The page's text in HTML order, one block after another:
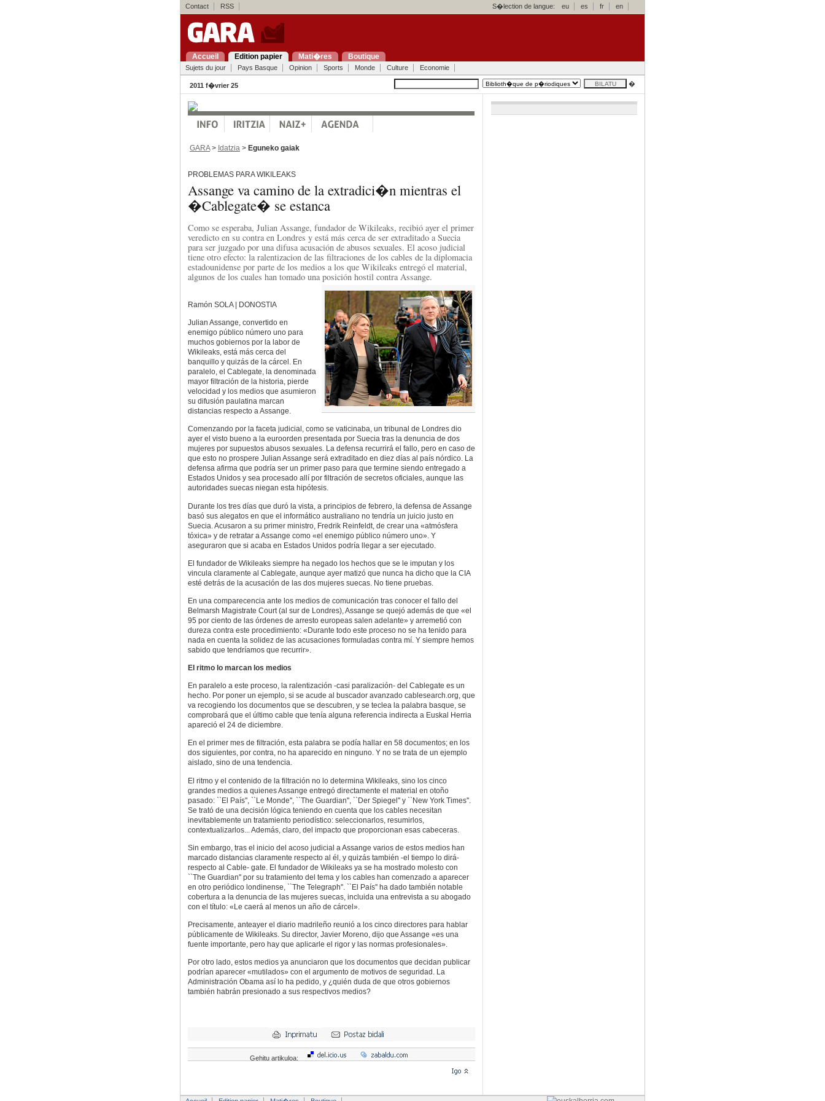
Contact RSS S�lection de langue: eu es fr en
Accueil Edition papier Mati�res Boutique
Sujets du jour Pays Basque Opinion Sports Monde Culture Economie
2011 f�vrier 25 �
GARA> Idatzia > Eguneko gaiak
PROBLEMAS PARA WIKILEAKS
Assange va camino de la extradici�n mientras el
�Cablegate� se estanca
Como se esperaba, Julian Assange, fundador de Wikileaks, recibió ayer el primer
veredicto en su contra en Londres y está más cerca de ser extraditado a Suecia
para ser juzgado por una difusa acusación de abusos sexuales. El acoso judicial
tiene otro efecto: la ralentizacion de las filtraciones de los cables de la diplomacia
estadounidense por parte de los medios a los que Wikileaks entregó el material,
algunos de los cuales han tomado una posición hostil contra Assange.
Ramón SOLA | DONOSTIA
Julian Assange, convertido en
enemigo público número uno para
muchos gobiernos por la labor de
Wikileaks, está más cerca del
banquillo y quizás de la cárcel. En
paralelo, el Cablegate, la denominada
mayor filtración de la historia, pierde
velocidad y los medios que asumieron
su difusión paulatina marcan
distancias respecto a Assange.
Comenzando por la faceta judicial, como se vaticinaba, un tribunal de Londres dio
ayer el visto bueno a la euroorden presentada por Suecia tras la denuncia de dos
mujeres por supuestos abusos sexuales. La defensa recurrirá el fallo, pero en caso de
que esto no prospere Julian Assange será extraditado en diez días al país nórdico. La
defensa afirma que podría ser un primer paso para que termine siendo entregado a
Estados Unidos y sea procesado allí por filtración de secretos oficiales, aunque las
autoridades suecas niegan esta hipótesis.
Durante los tres días que duró la vista, a principios de febrero, la defensa de Assange
basó sus alegatos en que el informático australiano no tendría un juicio justo en
Suecia. Acusaron a su primer ministro, Fredrik Reinfeldt, de crear una «atmósfera
tóxica» y de retratar a Assange como «el enemigo público número uno». Y
aseguraron que si acaba en Estados Unidos podría llegar a ser ejecutado.
El fundador de Wikileaks siempre ha negado los hechos que se le imputan y los
vincula claramente al Cablegate, aunque ayer matizó que nunca ha dicho que la CIA
esté detrás de la acusación de las dos mujeres suecas. No tiene pruebas.
En una comparecencia ante los medios de comunicación tras conocer el fallo del
Belmarsh Magistrate Court (al sur de Londres), Assange se quejó además de que «el
95 por ciento de las órdenes de arresto europeas salen adelante» y arremetió con
dureza contra este procedimiento: «Durante todo este proceso no se ha tenido para
nada en cuenta la solidez de las acusaciones formuladas contra mí. Y siempre hemos
sabido que tendríamos que recurrir».
El ritmo lo marcan los medios
En paralelo a este proceso, la ralentización -casi paralización- del Cablegate es un
hecho. Por poner un ejemplo, si se acude al buscador avanzado cablesearch.org, que
va recogiendo los documentos que se descubren, y se teclea la palabra basque, se
comprobará que el último cable que tenía alguna referencia indirecta a Euskal Herria
apareció el 24 de diciembre.
En el primer mes de filtración, esta palabra se podía hallar en 58 documentos; en los
dos siguientes, por contra, no ha aparecido en ninguno. Y no se trata de un ejemplo
aislado, sino de una tendencia.
El ritmo y el contenido de la filtración no lo determina Wikileaks, sino los cinco
grandes medios a quienes Assange entregó directamente el material en otoño
pasado: ``El País'', ``Le Monde'', ``The Guardian'', ``Der Spiegel'' y ``New York Times''.
Se trató de una decisión lógica teniendo en cuenta que los cables necesitan
inevitablemente un tratamiento periodístico: seleccionarlos, resumirlos,
contextualizarlos... Además, claro, del impacto que proporcionan esas cabeceras.
Sin embargo, tras el inicio del acoso judicial a Assange varios de estos medios han
marcado distancias claramente respecto al él, y quizás también -el tiempo lo dirá-
respecto al Cable- gate. El fundador de Wikileaks ya se ha mostrado molesto con
``The Guardian'' por su tratamiento del tema y los cables han comenzado a aparecer
en otro periódico londinense, ``The Telegraph''. ``El País'' ha dado también notable
cobertura a la denuncia de las mujeres suecas, incluida una entrevista a su abogado
con el título: «Le caerá al menos un año de cárcel».
Precisamente, anteayer el diario madrileño reunió a los cinco directores para hablar
públicamente de Wikileaks. Su director, Javier Moreno, dijo que Assange «es una
fuente importante, pero hay que aplicarle el rigor y las normas profesionales».
Por otro lado, estos medios ya anunciaron que los documentos que decidan publicar
podrían aparecer «mutilados» con el argumento de motivos de seguridad. La
Administración Obama así lo ha pedido, y ¿quién duda de que otros gobiernos
también habrán presionado a sus respectivos medios?
Gehitu artikuloa: